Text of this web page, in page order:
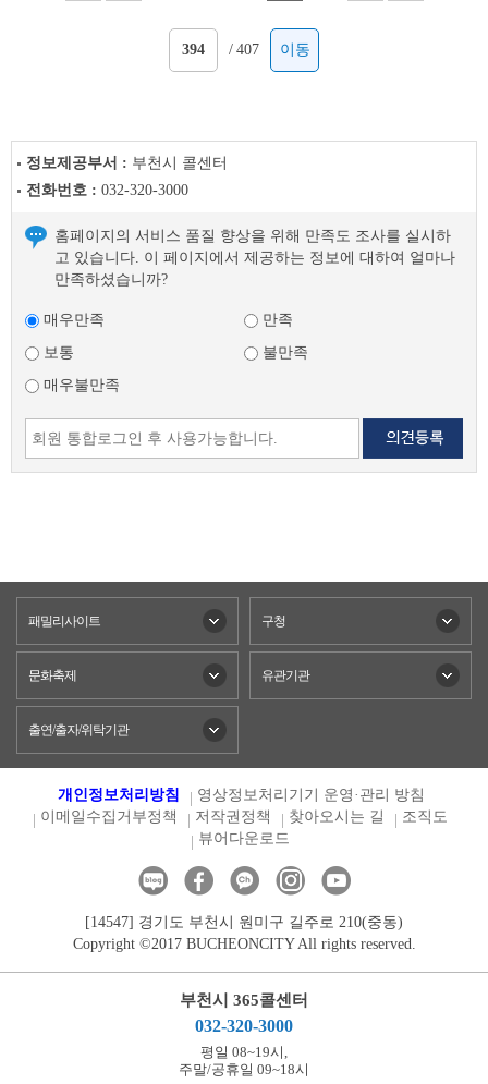
/ 407 이동
정보제공부서 : 부천시 콜센터
전화번호 : 032-320-3000
홈페이지의 서비스 품질 향상을 위해 만족도 조사를 실시하
고 있습니다. 이 페이지에서 제공하는 정보에 대하여 얼마나
만족하셨습니까?
매우만족
만족
보통
불만족
매우불만족
패밀리사이트 구청
문화축제 유관기관
출연/출자/위탁기관
개인정보처리방침
영상정보처리기기 운영·관리 방침
이메일수집거부정책
저작권정책 찾아오시는 길
조직도
뷰어다운로드
[14547] 경기도 부천시 원미구 길주로 210(중동)
Copyright ©2017 BUCHEONCITY All rights reserved.
부천시 365콜센터
032-320-3000
평일 08~19시,
주말/공휴일 09~18시